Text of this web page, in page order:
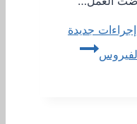
جديدة